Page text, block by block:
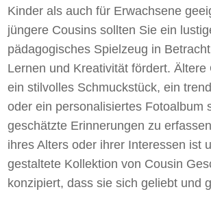
Kinder als auch für Erwachsene
jüngere Cousins sollten Sie ein
pädagogisches Spielzeug in
Lernen und Kreativität fördert. Ältere
ein stilvolles Schmuckstück, ein
oder ein personalisiertes Fotoalbum
geschätzte Erinnerungen zu
ihres Alters oder ihrer Interessen ist
gestaltete Kollektion von Cousin
konzipiert, dass sie sich geliebt und